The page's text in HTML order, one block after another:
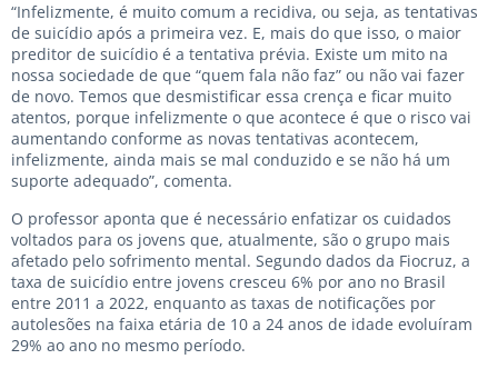
“Infelizmente, é muito comum a recidiva, ou seja, as tentativas
de suicídio após a primeira vez. E, mais do que isso, o maior
preditor de suicídio é a tentativa prévia. Existe um mito na
nossa sociedade de que “quem fala não faz” ou não vai fazer
de novo. Temos que desmistificar essa crença e ficar muito
atentos, porque infelizmente o que acontece é que o risco vai
aumentando conforme as novas tentativas acontecem,
infelizmente, ainda mais se mal conduzido e se não há um
suporte adequado”, comenta.
O professor aponta que é necessário enfatizar os cuidados
voltados para os jovens que, atualmente, são o grupo mais
afetado pelo sofrimento mental. Segundo dados da Fiocruz, a
taxa de suicídio entre jovens cresceu 6% por ano no Brasil
entre 2011 a 2022, enquanto as taxas de notificações por
autolesões na faixa etária de 10 a 24 anos de idade evoluíram
29% ao ano no mesmo período.